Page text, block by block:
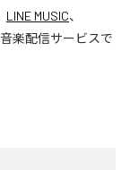
LINE MUSIC、
楽配信サービスで